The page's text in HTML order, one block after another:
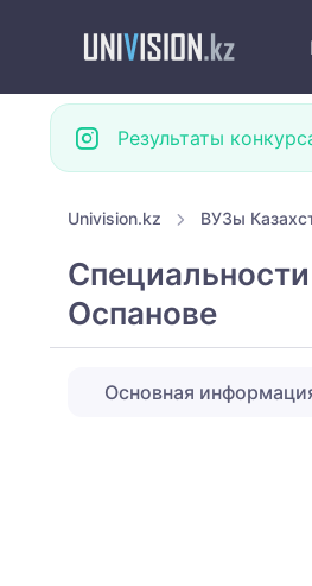
Результаты
Univision.kz ВУЗы
Оспанове
Основная